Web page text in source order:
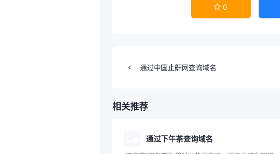
 0
通过中国止鼾网查询域名
相关推荐
通过下午茶查询域名